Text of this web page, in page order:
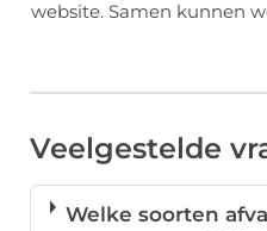
website. Samen kunnen
Veelgestelde
Welke soorten